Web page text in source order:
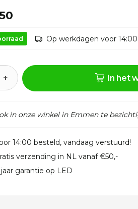
Op werkdagen voor
+ In het
in onze winkel in Emmen te
14:00 besteld, vandaag verstuurd!
verzending in NL vanaf €50,-
garantie op LED